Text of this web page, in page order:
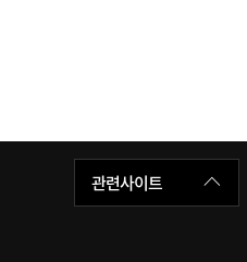
관련사이트